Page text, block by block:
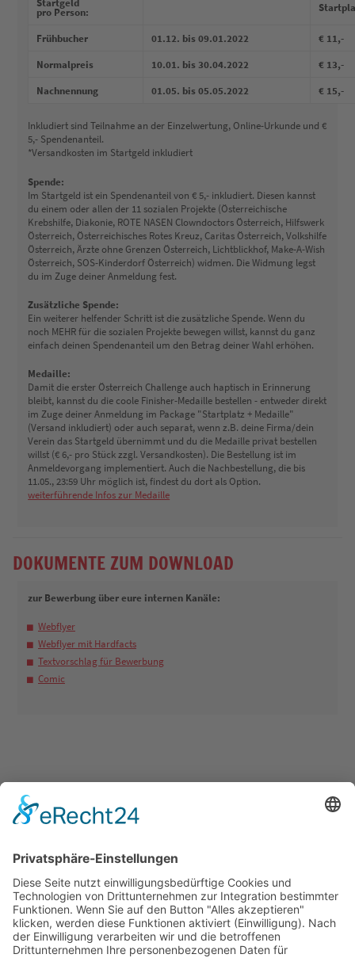
pro Person:
Frühbucher 01.12. bis 09.01.2022 € 11,-
Normalpreis 10.01. bis 30.04.2022 € 13,-
Nachnennung 01.05. bis 05.05.2022 € 15,-
Inkludiert sind Teilnahme an der Einzelwertung, Online-Urkunde und €
5,- Spendenanteil.
*Versandkosten im Startgeld inkludiert
Spende:
Im Startgeld ist ein Spendenanteil von € 5,- inkludiert. Diesen kannst
du einem oder allen der 11 sozialen Projekte (Österreichische
Krebshilfe, Diakonie, ROTE NASEN Clowndoctors Österreich, Hilfswerk
Österreich, Österreichisches Rotes Kreuz, Caritas Österreich, Volkshilfe
Österreich, Ärzte ohne Grenzen Österreich, Lichtblickhof, Make-A-Wish
Österreich, SOS-Kinderdorf Österreich) widmen. Die Widmung legst
du im Zuge deiner Anmeldung fest.
Zusätzliche Spende:
Ein weiterer helfender Schritt ist die zusätzliche Spende. Wenn du
noch MEHR für die sozialen Projekte bewegen willst, kannst du ganz
einfach deinen Spendenanteil um den Betrag deiner Wahl erhöhen.
Medaille:
Damit die erster Österreich Challenge auch haptisch in Erinnerung
bleibt, kannst du die coole Finisher-Medaille bestellen - entweder direkt
im Zuge deiner Anmeldung im Package "Startplatz + Medaille"
(Versand inkludiert) oder auch separat, wenn z.B. deine Firma/dein
Verein das Startgeld übernimmt und du die Medaille privat bestellen
willst (€ 6,- pro Stück zzgl. Versandkosten). Die Bestellung ist im
Anmeldevorgang implementiert. Auch die Nachbestellung, die bis
11.05., 23:59 Uhr möglich ist, findest du dort als Option.
weiterführende Infos zur Medaille
DOKUMENTE ZUM DOWNLOAD
zur Bewerbung über eure internen Kanäle:
Webflyer
Webflyer mit Hardfacts
Textvorschlag für Bewerbung
Comic
PARTNER